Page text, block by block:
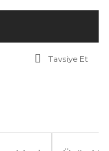
Tavsiye Et